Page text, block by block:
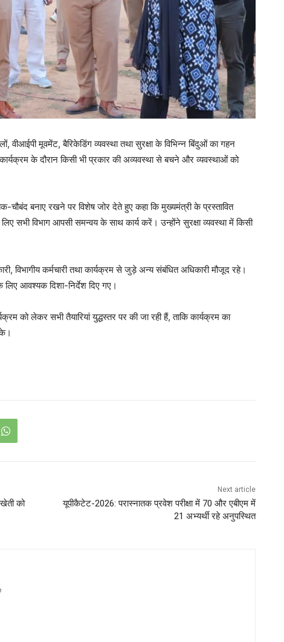
वीआईपी मूवमेंट, बैरिकेडिंग व्यवस्था तथा सुरक्षा के विभिन्न बिंदुओं का गहन
कार्यक्रम के दौरान किसी भी प्रकार की अव्यवस्था से बचने और व्यवस्थाओं को
चौबंद बनाए रखने पर विशेष जोर देते हुए कहा कि मुख्यमंत्री के प्रस्तावित
सभी विभाग आपसी समन्वय के साथ कार्य करें। उन्होंने सुरक्षा व्यवस्था में किसी
विभागीय कर्मचारी तथा कार्यक्रम से जुड़े अन्य संबंधित अधिकारी मौजूद रहे।
लिए आवश्यक दिशा-निर्देश दिए गए।
को लेकर सभी तैयारियां युद्धस्तर पर की जा रही हैं, ताकि कार्यक्रम का
को
Next article
यूपीकैटेट-2026: परास्नातक प्रवेश परीक्षा में 70 और एबीएम में
21 अभ्यर्थी रहे अनुपस्थित